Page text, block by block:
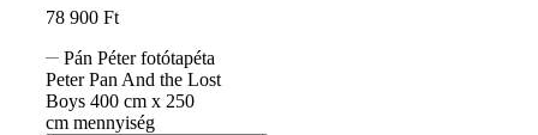
78 900 Ft
Pán Péter fotótapéta
Peter Pan And the Lost
Boys 400 cm x 250
cm mennyiség